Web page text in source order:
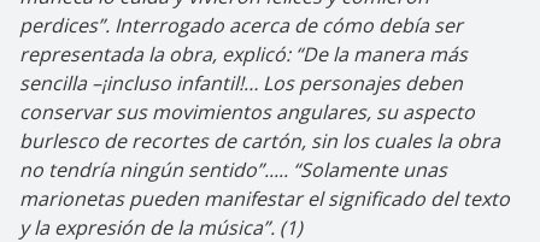
perdices”. Interrogado acerca de cómo debía ser
representada la obra, explicó: “De la manera más
sencilla –¡incluso infantil!… Los personajes deben
conservar sus movimientos angulares, su aspecto
burlesco de recortes de cartón, sin los cuales la obra
no tendría ningún sentido”..... “Solamente unas
marionetas pueden manifestar el significado del texto
y la expresión de la música”. (1)